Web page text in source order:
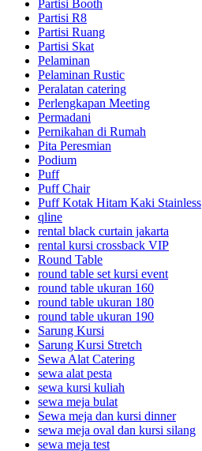
Partisi Booth
Partisi R8
Partisi Ruang
Partisi Skat
Pelaminan
Pelaminan Rustic
Peralatan catering
Perlengkapan Meeting
Permadani
Pernikahan di Rumah
Pita Peresmian
Podium
Puff
Puff Chair
Puff Kotak Hitam Kaki Stainless
qline
rental black curtain jakarta
rental kursi crossback VIP
Round Table
round table set kursi event
round table ukuran 160
round table ukuran 180
round table ukuran 190
Sarung Kursi
Sarung Kursi Stretch
Sewa Alat Catering
sewa alat pesta
sewa kursi kuliah
sewa meja bulat
Sewa meja dan kursi dinner
sewa meja oval dan kursi silang
sewa meja test